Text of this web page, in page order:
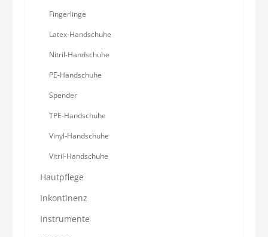
Fingerlinge
Latex-Handschuhe
Nitril-Handschuhe
PE-Handschuhe
Spender
TPE-Handschuhe
Vinyl-Handschuhe
Vitril-Handschuhe
Hautpflege
Inkontinenz
Instrumente